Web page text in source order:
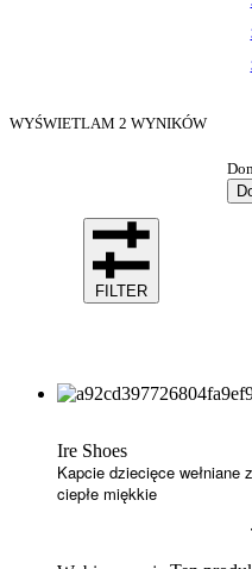
WYŚWIETLAM 2 WYNIKÓW
FILTER
Ire Shoes
Kapcie dziecięce wełniane
ciepłe miękkie